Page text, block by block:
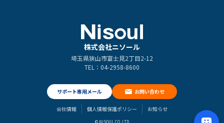
株式会社ニソール
埼玉県狭山市富士見2丁目2-12
TEL：04-2958-8600
サポート専用メール お問い合わせ
会社情報 個人情報保護ポリシー お知らせ
© NISOUL CO.,LTD